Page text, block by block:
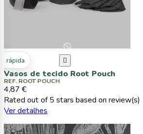
rápida 
Vasos de tecido Root Pouch
REF. ROOT POUCH
4,87 €
Rated out of 5 stars based on review(s)
Ver detalhes